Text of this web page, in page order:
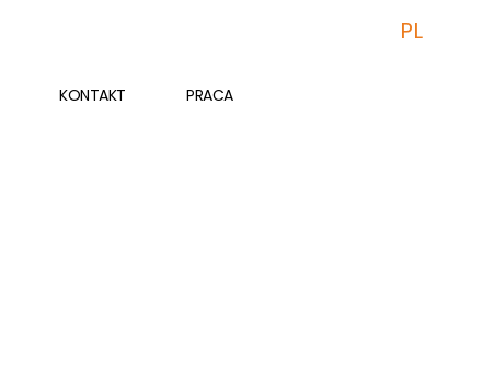
PL
KONTAKT PRACA